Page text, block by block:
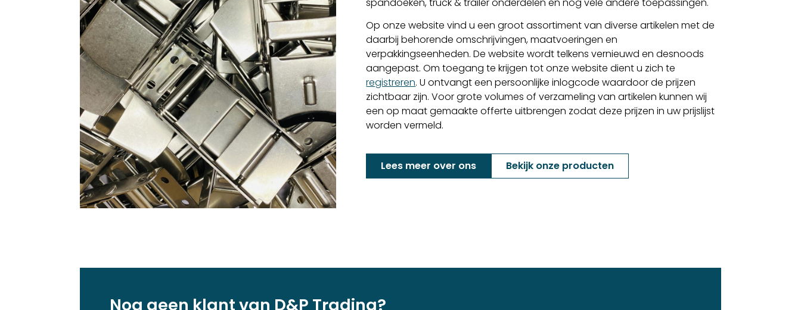
Op onze website vind u een groot assortiment van diverse artikelen met de
daarbij behorende omschrijvingen, maatvoeringen en
verpakkingseenheden. De website wordt telkens vernieuwd en desnoods
aangepast. Om toegang te krijgen tot onze website dient u zich te
registreren. U ontvangt een persoonlijke inlogcode waardoor de prijzen
zichtbaar zijn. Voor grote volumes of verzameling van artikelen kunnen wij
een op maat gemaakte offerte uitbrengen zodat deze prijzen in uw prijslijst
worden vermeld.
Lees meer over ons Bekijk onze producten
Nog geen klant van D&P Trading?